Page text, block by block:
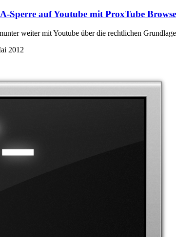
Sperre auf Youtube mit ProxTube
weiter mit Youtube über die rechtlichen
2012